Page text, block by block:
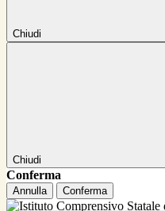
Chiudi
Chiudi
Conferma
Annulla Conferma